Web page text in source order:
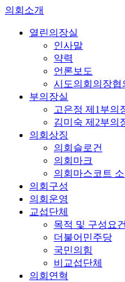
의회소개
열린의장실
인사말
약력
언론보도
시도의회의장협
부의장실
고은정 제1부의
김미숙 제2부의
의회상징
의회슬로건
의회마크
의회마스코트 소
의회구성
의회운영
교섭단체
목적 및 구성요건
더불어민주당
국민의힘
비교섭단체
의회연혁